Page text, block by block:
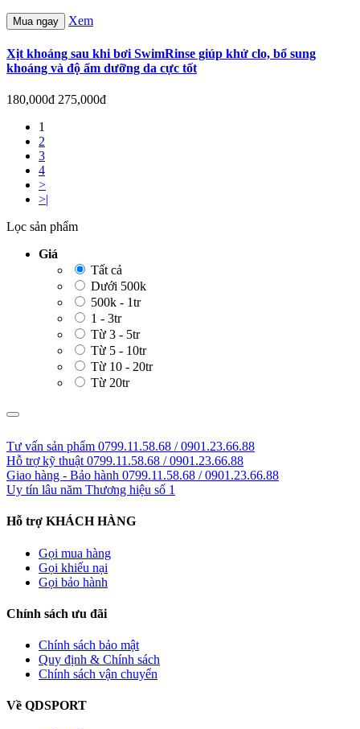
Mua ngay Xem
Xịt khoáng sau khi bơi SwimRinse giúp khử clo, bổ sung
khoáng và độ ẩm dưỡng da cực tốt
180,000đ 275,000đ
1
2
3
4
>
>|
Lọc sản phẩm
Giá
Tất cả
Dưới 500k
500k - 1tr
1 - 3tr
Từ 3 - 5tr
Từ 5 - 10tr
Từ 10 - 20tr
Từ 20tr
Tư vấn sản phẩm 0799.11.58.68 / 0901.23.66.88
Hỗ trợ kỹ thuật 0799.11.58.68 / 0901.23.66.88
Giao hàng - Bảo hành 0799.11.58.68 / 0901.23.66.88
Uy tín lâu năm Thương hiệu số 1
Hỗ trợ KHÁCH HÀNG
Gọi mua hàng
Gọi khiếu nại
Gọi bảo hành
Chính sách ưu đãi
Chính sách bảo mật
Quy định & Chính sách
Chính sách vận chuyển
Về QDSPORT